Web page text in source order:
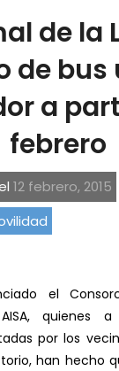
de la
de bus
a
febrero
12 febrero, 2015
el
quienes
por los
han hecho